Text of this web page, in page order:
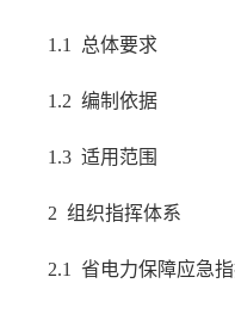
1.1 总体要求
1.2 编制依据
1.3 适用范围
2 组织指挥体系
2.1 省电力保障应急指